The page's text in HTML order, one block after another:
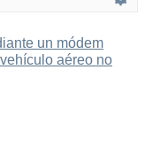
un módem
aéreo no